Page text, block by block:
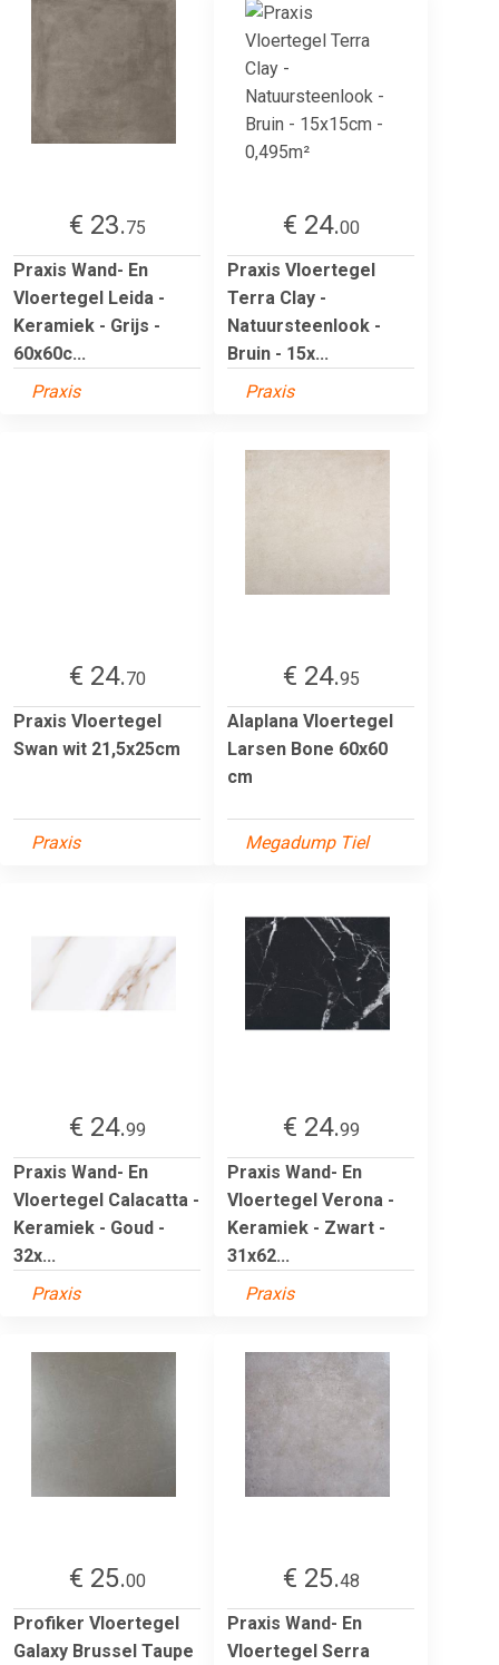
€ 23.75
Praxis Wand- En
Vloertegel Leida -
Keramiek - Grijs -
60x60c...
Praxis
€ 24.00
Praxis Vloertegel
Terra Clay -
Natuursteenlook -
Bruin - 15x...
Praxis
€ 24.70
Praxis Vloertegel
Swan wit 21,5x25cm
Praxis
€ 24.95
Alaplana Vloertegel
Larsen Bone 60x60
cm
Megadump Tiel
€ 24.99
Praxis Wand- En
Vloertegel Calacatta -
Keramiek - Goud -
32x...
Praxis
€ 24.99
Praxis Wand- En
Vloertegel Verona -
Keramiek - Zwart -
31x62...
Praxis
€ 25.00
Profiker Vloertegel
Galaxy Brussel Taupe
€ 25.48
Praxis Wand- En
Vloertegel Serra